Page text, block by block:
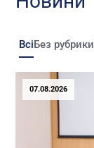
ВсіБез рубрики
07.08.2026